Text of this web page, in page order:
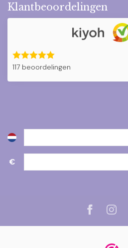
Klantbeoordelingen
117 beoordelingen
€